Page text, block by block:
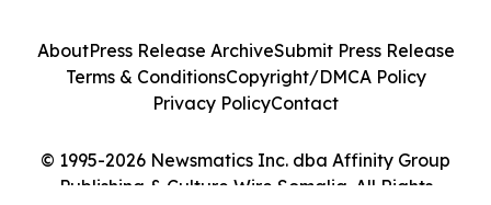
© 1995-2026 Newsmatics Inc. dba Affinity Group
Publishing & Culture Wire Somalia. All Rights
AboutPress Release ArchiveSubmit Press Release
Terms & ConditionsCopyright/DMCA Policy
Privacy PolicyContact